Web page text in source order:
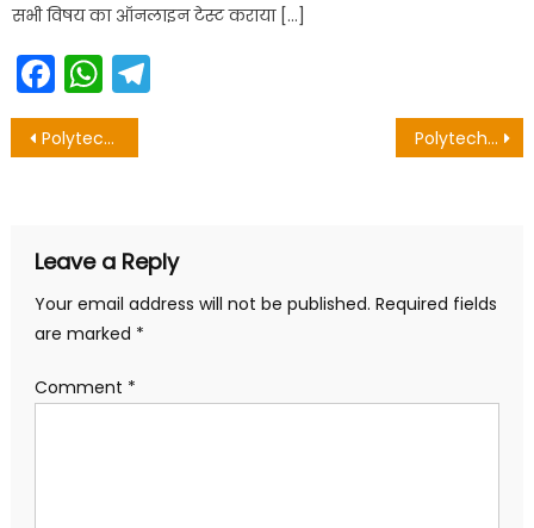
सभी विषय का ऑनलाइन टेस्ट कराया […]
Facebook
WhatsApp
Post
Polytechnic Chemistry Question in hindi – Bihar Polytechnic Important Question Polytechnic Physics Question in hindi 2020
Leave a Reply
Your email address will not be published. Required fields
are marked *
Comment *